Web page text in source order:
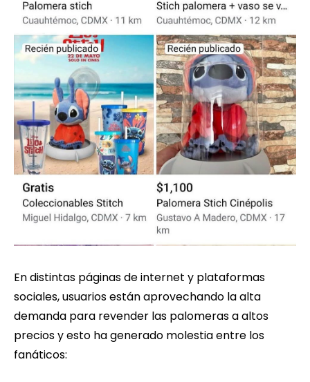
En distintas páginas de internet y plataformas
sociales, usuarios están aprovechando la alta
demanda para revender las palomeras a altos
precios y esto ha generado molestia entre los
fanáticos: